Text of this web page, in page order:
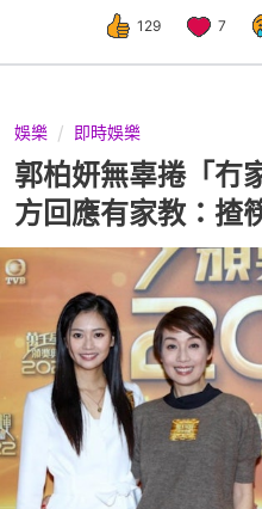
129 7
娛樂 即時娛樂
郭柏妍無辜捲「
方回應有家教：揸